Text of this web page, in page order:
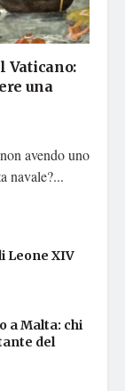
Vaticano:
una
avendo uno
navale?...
Leone XIV
a Malta: chi
del